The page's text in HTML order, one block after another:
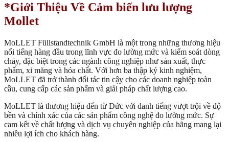
*Giới Thiệu Về Cảm biến lưu lượng
Mollet
MoLLET Füllstandtechnik GmbH là một trong những thương hiệu
nổi tiếng hàng đầu trong lĩnh vực đo lường mức và kiểm soát dòng
chảy, đặc biệt trong các ngành công nghiệp như sản xuất, thực
phẩm, xi măng và hóa chất. Với hơn ba thập kỷ kinh nghiệm,
MoLLET đã trở thành đối tác tin cậy cho các doanh nghiệp toàn
cầu, cung cấp các sản phẩm và giải pháp chất lượng cao.
MoLLET là thương hiệu đến từ Đức với danh tiếng vượt trội về độ
bền và chính xác của các sản phẩm công nghệ đo lường mức. Sự
cam kết về chất lượng và dịch vụ chuyên nghiệp của hãng mang lại
nhiều lợi ích cho khách hàng.